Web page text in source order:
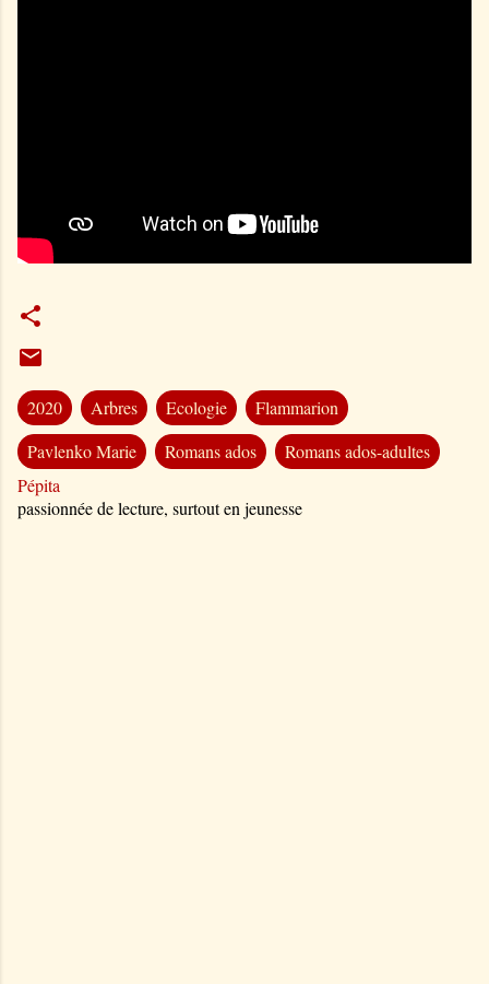
2020 Arbres Ecologie
Flammarion
Pavlenko Marie
Romans ados
Romans ados-adultes
Pépita
passionnée de lecture, surtout en jeunesse